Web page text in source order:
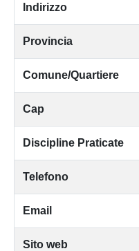
Indirizzo
Provincia
Comune/Quartiere
Cap
Discipline Praticate
Telefono
Email
Sito web